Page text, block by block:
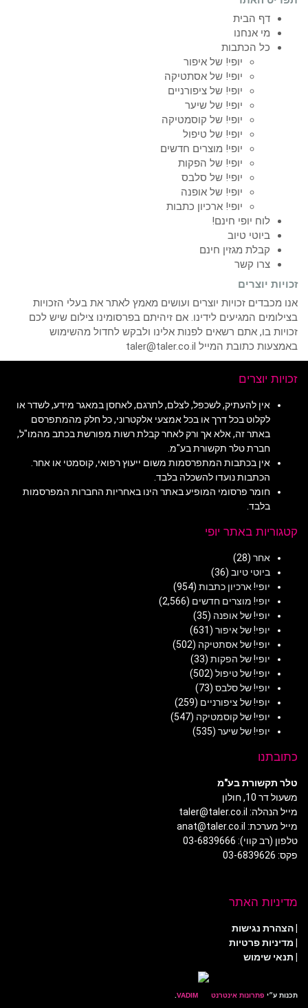
דף הבית
מי אנחנו
כל הכתבות
יופי! של איפור
יופי! של אסתטיקה
יופי! של ציפורניים
יופי! של שיער
יופי! של קוסמטיקה
יופי! של טיפול
יופי! מוצרים חדשים
יופי! של הפקות
יופי! של סלבס
יופי! של אופנה
יופי! ארכיון כתבות
לוח יופי חינם!
ביוטי טיוב
קבלת מגזין חינם
צרו קשר
זכויות יוצרים
אנו מכבדים זכויות יוצרים ועושים מאמץ לאתר את בעלי הזכויות
בצילומים המגיעים לידינו. אם זיהיתם בפרסומינו צילום שיש לכם
זכויות בו, אתם רשאים לפנות אלינו ולבקש לחדול מהשימוש
באמצעות כתובת המייל taler@taler.co.il
זכויות יוצרים
אין להעתיק, לשכפל, לצלם, לתרגם, לאחסן במאגר מידע, לשדר או
לקלוט בכל דרך או בכל אמצעי אלקטרוני, כל חלק מהמתפרסם
באתר זה, אלא אך ורק לאחר קבלת רשות מפורשת בכתב מהמו"ל,
חברת טלר תקשורת בע"מ.
אין בכתבות המתפרסמות משום ייעוץ רפואי, קוסמטי או אחר.
הכתבות נועדו להשכלה בלבד.
חומר פרסומי המופיע באתר הינו באחריות החברות המפרסמות
בלבד.
קטגוריות באתר יופי
אחר (28)
ביוטי טיוב (36)
יופי! ארכיון כתבות (954)
יופי! מוצרים חדשים (2,566)
יופי! של אופנה (35)
יופי! של איפור (631)
יופי! של אסתטיקה (502)
יופי! של הפקות (33)
יופי! של טיפול (502)
יופי! של סלבס (73)
יופי! של ציפורניים (259)
יופי! של קוסמטיקה (547)
יופי! של שיער (535)
כתובתנו
טלר תקשורת בע"מ
משעול דר 10, חולון
מייל הנהלה: taler@taler.co.il
מייל מערכת: anat@taler.co.il
טלפון (רב קווי): 03-6839666
פקס: 03-6839626
מדיניות האתר
|הצהרת נגישות
| מדיניות פרטיות
| תנאי שימוש
תכנות ע״י פתרונות אינטרנט